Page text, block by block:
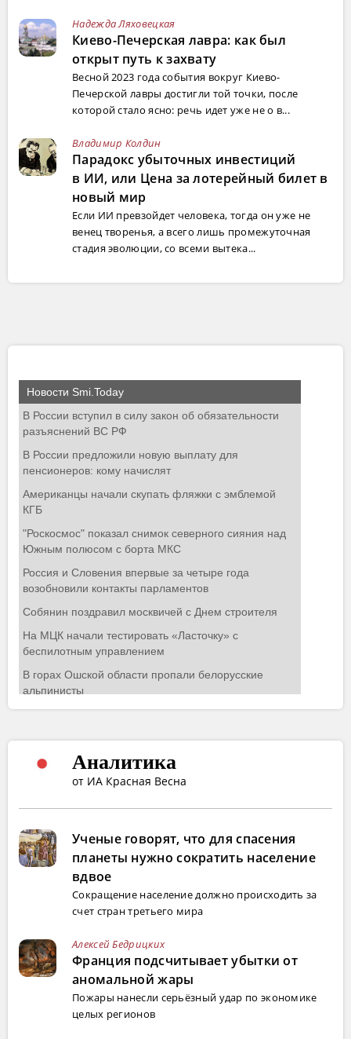
Надежда Ляховецкая
Киево-Печерская лавра: как был
открыт путь к захвату
Весной 2023 года события вокруг Киево-
Печерской лавры достигли той точки, после
которой стало ясно: речь идет уже не о в...
Владимир Колдин
Парадокс убыточных инвестиций
в ИИ, или Цена за лотерейный билет в
новый мир
Если ИИ превзойдет человека, тогда он уже не
венец творенья, а всего лишь промежуточная
стадия эволюции, со всеми вытека...
Аналитика
от ИА Красная Весна
Ученые говорят, что для спасения
планеты нужно сократить население
вдвое
Сокращение население должно происходить за
счет стран третьего мира
Алексей Бедрицких
Франция подсчитывает убытки от
аномальной жары
Пожары нанесли серьёзный удар по экономике
целых регионов